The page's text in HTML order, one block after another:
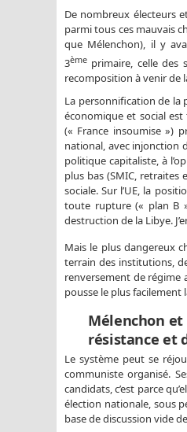
De nombreux électeurs
parmi tous ces mauvais
que Mélenchon), il y
3ème primaire, celle
recomposition à venir de
La personnification de la
économique et social
(« France insoumise »)
national, avec injonction
politique capitaliste, à
plus bas (SMIC,
sociale. Sur l’UE, la
toute rupture (« plan B
destruction de la Libye.
Mais le plus dangereux
terrain des institutions,
renversement de régime
pousse le plus facilement
Mélenchon et
résistance et
Le système peut se
communiste organisé.
candidats, c’est parce
élection nationale, sous
base de discussion vide